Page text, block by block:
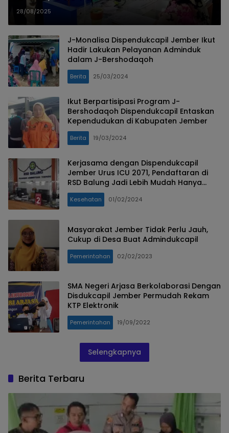
DispendukCapil Jember
28/08/2025
J-Monalisa Dispendukcapil Jember Ikut
Hadir Lakukan Pelayanan Adminduk
dalam J-Bershodaqoh
Berita 25/03/2024
Ikut Berpartisipasi Program J-
Bershodaqoh Dispendukcapil Entaskan
Kependudukan di Kabupaten Jember
Berita 19/03/2024
Kerjasama dengan Dispendukcapil
Jember Urus ICU 2071, Pendaftaran di
RSD Balung Jadi Lebih Mudah Hanya
Mengecek NIK
Kesehatan 01/02/2024
Masyarakat Jember Tidak Perlu Jauh,
Cukup di Desa Buat Admindukcapil
Pemerintahan 02/02/2023
SMA Negeri Arjasa Berkolaborasi Dengan
Disdukcapil Jember Permudah Rekam
KTP Elektronik
Pemerintahan 19/09/2022
Selengkapnya
Berita Terbaru